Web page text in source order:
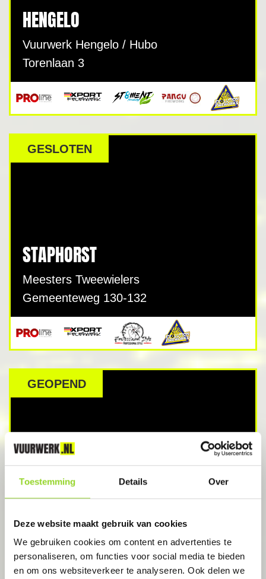
Toestemming Details Over
Deze website maakt gebruik van cookies
We gebruiken cookies om content en advertenties te
personaliseren, om functies voor social media te bieden
en om ons websiteverkeer te analyseren. Ook delen we
HENGELO
Vuurwerk Hengelo / Hubo
Torenlaan 3
GESLOTEN
STAPHORST
Meesters Tweewielers
Gemeenteweg 130-132
GEOPEND
STEENWIJK